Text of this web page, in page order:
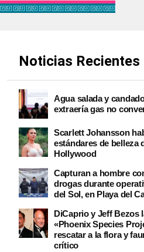
Noticias Recientes
Agua salada y
extraería gas no
Scarlett Johansson
estándares de belleza
Hollywood
Capturan a hombre
drogas durante
del Sol, en Playa del
DiCaprio y Jeff Bezos
«Phoenix Species
rescatar a la flora y
crítico